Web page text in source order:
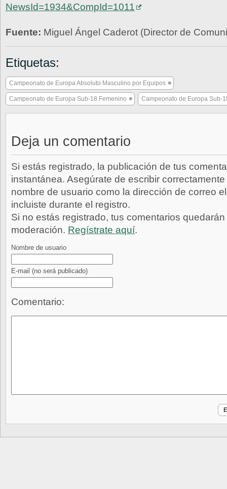
NewsId=1934&CompId=1011
Fuente: Miguel Ángel Caderot (Director de
Etiquetas:
Campeonato de Europa Absoluto Masculino por Equipos
Campeonato de Europa Sub-18 Femenino Campeonato de Europa Sub-
Deja un comentario
Si estás registrado, la publicación de tus
instantánea. Asegúrate de escribir
nombre de usuario como la dirección de correo
incluiste durante el registro.
Si no estás registrado, tus comentarios
moderación. Regístrate aquí.
Nombre de usuario
E-mail (no será publicado)
Comentario: